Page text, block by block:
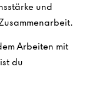
und
Arbeiten mit
du